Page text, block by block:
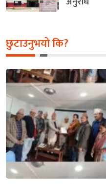
छुटाउनुभयो कि?